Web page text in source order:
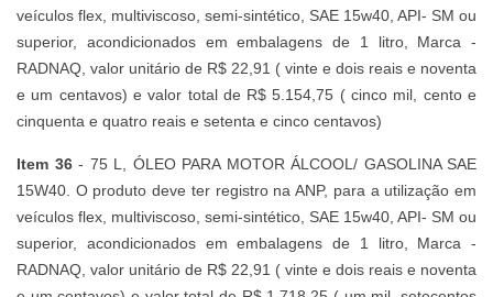
veículos flex, multiviscoso, semi-sintético, SAE 15w40, API- SM ou
superior, acondicionados em embalagens de 1 litro, Marca -
RADNAQ, valor unitário de R$ 22,91 ( vinte e dois reais e noventa
e um centavos) e valor total de R$ 5.154,75 ( cinco mil, cento e
cinquenta e quatro reais e setenta e cinco centavos)
Item 36- 75 L, ÓLEO PARA MOTOR ÁLCOOL/ GASOLINA SAE
15W40. O produto deve ter registro na ANP, para a utilização em
veículos flex, multiviscoso, semi-sintético, SAE 15w40, API- SM ou
superior, acondicionados em embalagens de 1 litro, Marca -
RADNAQ, valor unitário de R$ 22,91 ( vinte e dois reais e noventa